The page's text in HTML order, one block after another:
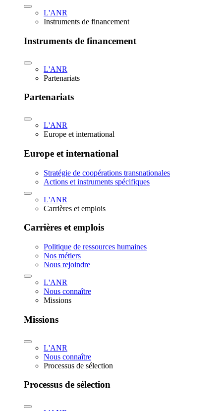
L'ANR
Instruments de financement
Instruments de financement
L'ANR
Partenariats
Partenariats
L'ANR
Europe et international
Europe et international
Stratégie de coopérations transnationales
Actions et instruments spécifiques
L'ANR
Carrières et emplois
Carrières et emplois
Politique de ressources humaines
Nos métiers
Nous rejoindre
L'ANR
Nous connaître
Missions
Missions
L'ANR
Nous connaître
Processus de sélection
Processus de sélection